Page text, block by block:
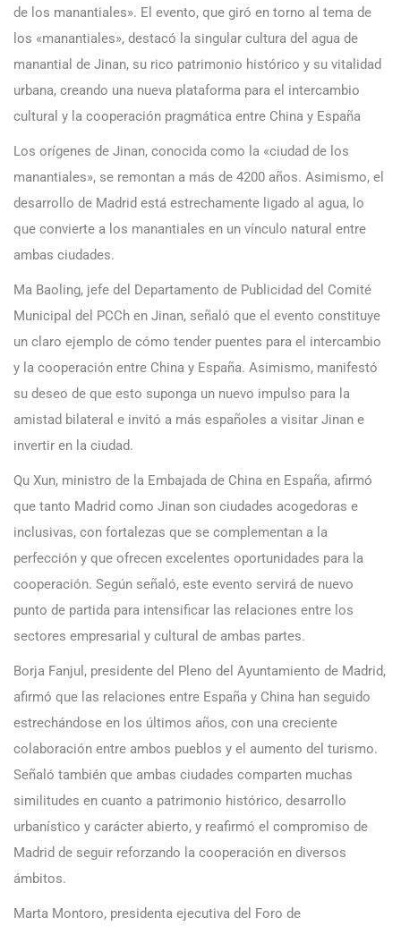
de los manantiales». El evento, que giró en torno al tema de
los «manantiales», destacó la singular cultura del agua de
manantial de Jinan, su rico patrimonio histórico y su vitalidad
urbana, creando una nueva plataforma para el intercambio
cultural y la cooperación pragmática entre China y España
Los orígenes de Jinan, conocida como la «ciudad de los
manantiales», se remontan a más de 4200 años. Asimismo, el
desarrollo de Madrid está estrechamente ligado al agua, lo
que convierte a los manantiales en un vínculo natural entre
ambas ciudades.
Ma Baoling, jefe del Departamento de Publicidad del Comité
Municipal del PCCh en Jinan, señaló que el evento constituye
un claro ejemplo de cómo tender puentes para el intercambio
y la cooperación entre China y España. Asimismo, manifestó
su deseo de que esto suponga un nuevo impulso para la
amistad bilateral e invitó a más españoles a visitar Jinan e
invertir en la ciudad.
Qu Xun, ministro de la Embajada de China en España, afirmó
que tanto Madrid como Jinan son ciudades acogedoras e
inclusivas, con fortalezas que se complementan a la
perfección y que ofrecen excelentes oportunidades para la
cooperación. Según señaló, este evento servirá de nuevo
punto de partida para intensificar las relaciones entre los
sectores empresarial y cultural de ambas partes.
Borja Fanjul, presidente del Pleno del Ayuntamiento de Madrid,
afirmó que las relaciones entre España y China han seguido
estrechándose en los últimos años, con una creciente
colaboración entre ambos pueblos y el aumento del turismo.
Señaló también que ambas ciudades comparten muchas
similitudes en cuanto a patrimonio histórico, desarrollo
urbanístico y carácter abierto, y reafirmó el compromiso de
Madrid de seguir reforzando la cooperación en diversos
ámbitos.
Marta Montoro, presidenta ejecutiva del Foro de